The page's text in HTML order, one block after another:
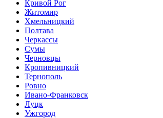
Кривой Рог
Житомир
Хмельницкий
Полтава
Черкассы
Сумы
Черновцы
Кропивницкий
Тернополь
Ровно
Ивано-Франковск
Луцк
Ужгород